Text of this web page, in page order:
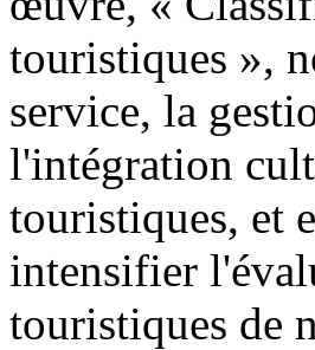
touristiques »,
service, la
l'intégration
touristiques, et
intensifier
touristiques de